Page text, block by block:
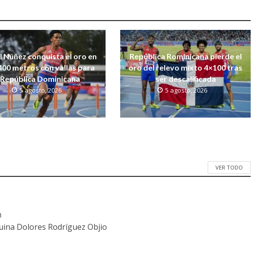
Núñez conquista el oro en
metros con vallas para
República Dominicana
5 agosto, 2026
República Rominicana pierde el
oro del relevo mixto 4×100 tras
ser descalificada
5 agosto, 2026
VER TODO
Dolores Rodríguez Objio